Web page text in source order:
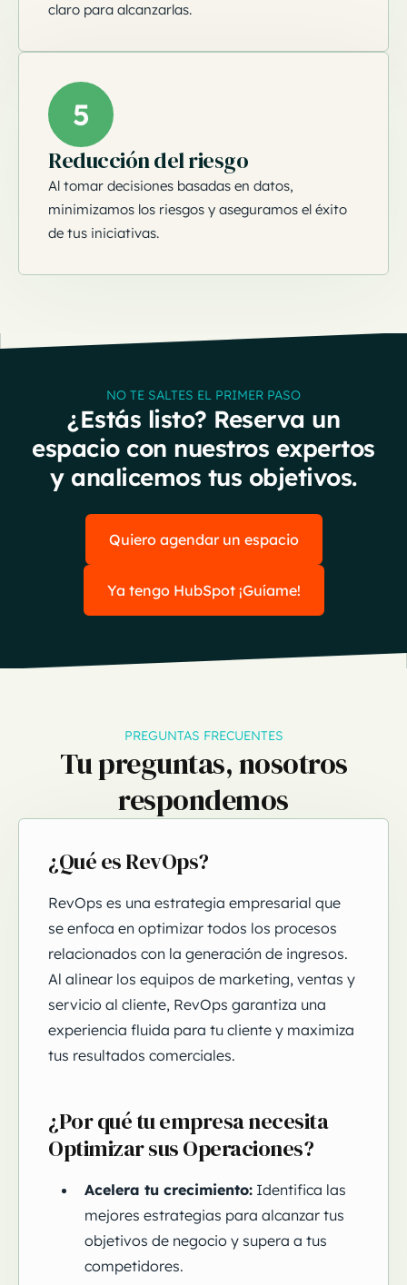
claro para alcanzarlas.
5
Reducción del riesgo
Al tomar decisiones basadas en datos,
minimizamos los riesgos y aseguramos el éxito
de tus iniciativas.
NO TE SALTES EL PRIMER PASO
¿Estás listo? Reserva un
espacio con nuestros expertos
y analicemos tus objetivos.
Quiero agendar un espacio
Ya tengo HubSpot ¡Guíame!
PREGUNTAS FRECUENTES
Tu preguntas, nosotros
respondemos
¿Qué es RevOps?
RevOps es una estrategia empresarial que
se enfoca en optimizar todos los procesos
relacionados con la generación de ingresos.
Al alinear los equipos de marketing, ventas y
servicio al cliente, RevOps garantiza una
experiencia fluida para tu cliente y maximiza
tus resultados comerciales.
¿Por qué tu empresa necesita
Optimizar sus Operaciones?
Acelera tu crecimiento: Identifica las
mejores estrategias para alcanzar tus
objetivos de negocio y supera a tus
competidores.